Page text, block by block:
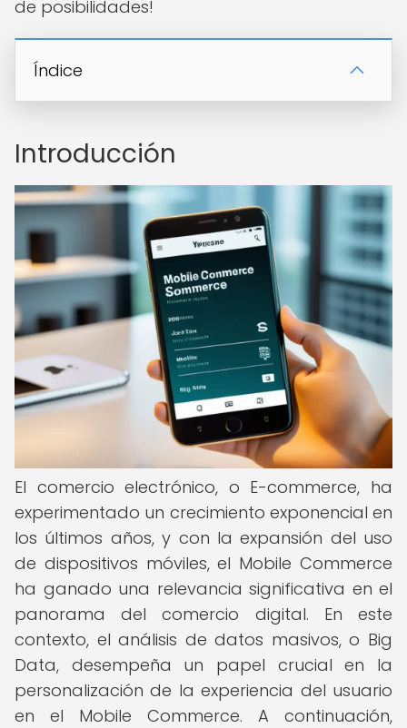
de posibilidades!
Índice
Introducción
El comercio electrónico, o E-commerce, ha
experimentado un crecimiento exponencial en
los últimos años, y con la expansión del uso
de dispositivos móviles, el Mobile Commerce
ha ganado una relevancia significativa en el
panorama del comercio digital. En este
contexto, el análisis de datos masivos, o Big
Data, desempeña un papel crucial en la
personalización de la experiencia del usuario
en el Mobile Commerce. A continuación,